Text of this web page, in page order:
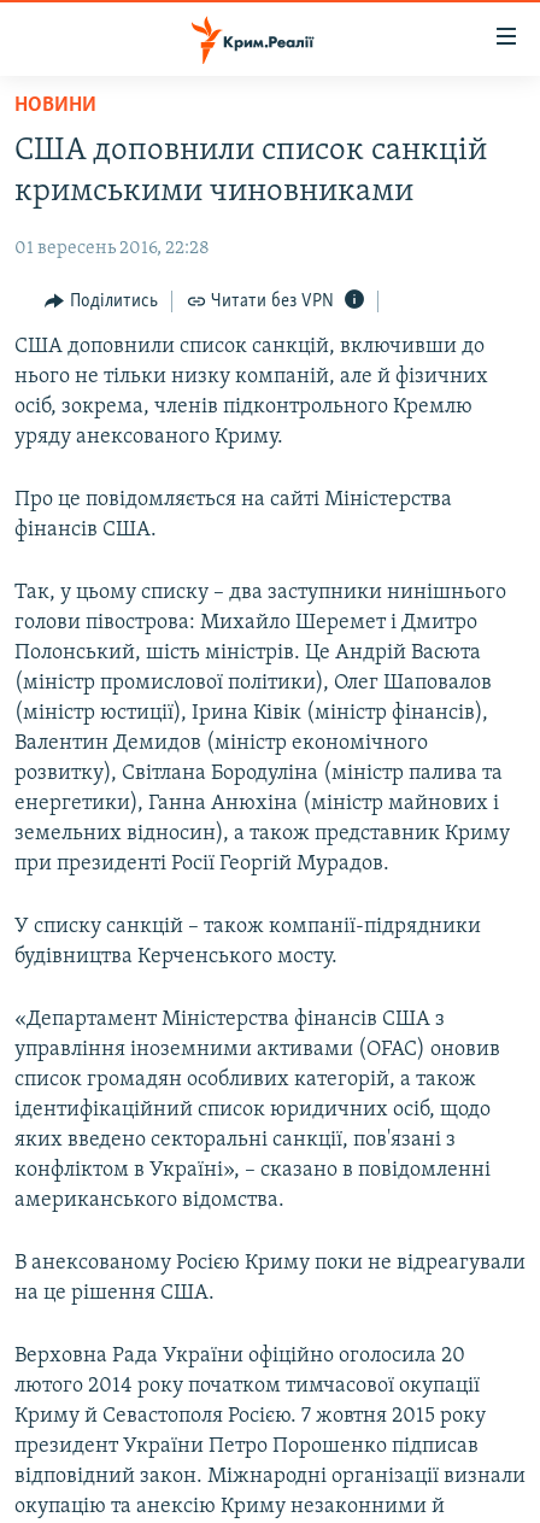
Перейти
основного
матеріалу
Перейти
до
навігації
Перейти
до
пошуку
ВОДА.КРИМ
ВІДЕО ТА ФОТО
ПОЛІТИКА
БЛОГИ
ПОГЛЯД
ІНТЕРВ'Ю
ВСЕ ЗА ДЕНЬ
ДЕПОРТАЦІЯ
СВІДЧЕННЯ ОКУПАЦІЇ
УКРАЇНСЬКА ПРОБЛЕМА КРИМУ
ІНФОГРАФІКА
ЯК ОБІЙТИ БЛОКУВАННЯ
Русский
Qırımtatar
ДОЛУЧАЙСЯ!
Усі сайти RFE/RL
НОВИНИ
США доповнили список санкцій
кримськими чиновниками
01 вересень 2016, 22:28
Поділитись Читати без VPN
США доповнили список санкцій, включивши до
нього не тільки низку компаній, але й фізичних
осіб, зокрема, членів підконтрольного Кремлю
уряду анексованого Криму.
Про це повідомляється на сайті Міністерства
фінансів США.
Так, у цьому списку – два заступники нинішнього
голови півострова: Михайло Шеремет і Дмитро
Полонський, шість міністрів. Це Андрій Васюта
(міністр промислової політики), Олег Шаповалов
(міністр юстиції), Ірина Ківік (міністр фінансів),
Валентин Демидов (міністр економічного
розвитку), Світлана Бородуліна (міністр палива та
енергетики), Ганна Анюхіна (міністр майнових і
земельних відносин), а також представник Криму
при президенті Росії Георгій Мурадов.
У списку санкцій – також компанії-підрядники
будівництва Керченського мосту.
«Департамент Міністерства фінансів США з
управління іноземними активами (OFAC) оновив
список громадян особливих категорій, а також
ідентифікаційний список юридичних осіб, щодо
яких введено секторальні санкції, пов'язані з
конфліктом в Україні», – сказано в повідомленні
американського відомства.
В анексованому Росією Криму поки не відреагували
на це рішення США.
Верховна Рада України офіційно оголосила 20
лютого 2014 року початком тимчасової окупації
Криму й Севастополя Росією. 7 жовтня 2015 року
президент України Петро Порошенко підписав
відповідний закон. Міжнародні організації визнали
окупацію та анексію Криму незаконними й